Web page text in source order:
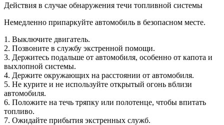
Действия в случае обнаружения течи топливной системы
Немедленно припаркуйте автомобиль в безопасном месте.
1. Выключите двигатель.
2. Позвоните в службу экстренной помощи.
3. Держитесь подальше от автомобиля, особенно от капота и
выхлопной системы.
4. Держите окружающих на расстоянии от автомобиля.
5. Не курите и не используйте открытый огонь вблизи
автомобиля.
6. Положите на течь тряпку или полотенце, чтобы впитать
топливо.
7. Ожидайте прибытия экстренных служб.